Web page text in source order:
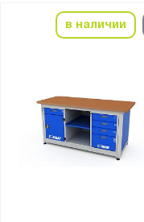
в наличии